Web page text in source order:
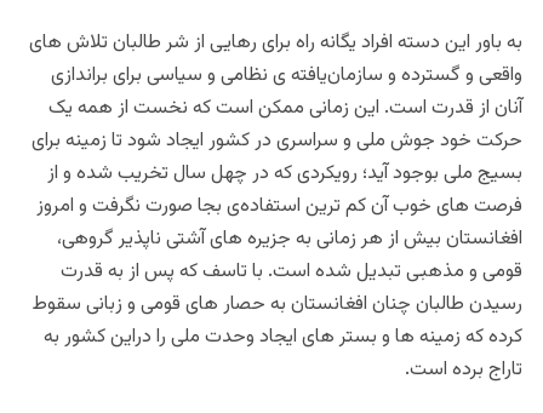
به باور این دسته افراد یگانه راه برای رهایی از شر طالبان تلاش های
واقعی و گسترده و سازمان‌یافته ی نظامی و سیاسی برای براندازی
آنان از قدرت است. این زمانی ممکن است که نخست از همه یک
حرکت خود جوش ملی و سراسری در کشور ایجاد شود تا زمینه برای
بسیج ملی بوجود آید؛ رویکردی که در چهل سال تخریب شده و از
فرصت های خوب آن کم ترین استفاده‌ی بجا صورت نگرفت و امروز
افغانستان بیش از هر زمانی به جزیره های آشتی ناپذیر گروهی،
قومی و مذهبی تبدیل شده است. با تاسف که پس از به قدرت
رسیدن طالبان چنان افغانستان به حصار های قومی و زبانی سقوط
کرده که زمینه ها و بستر های ایجاد وحدت ملی را دراین کشور به
تاراج برده است.